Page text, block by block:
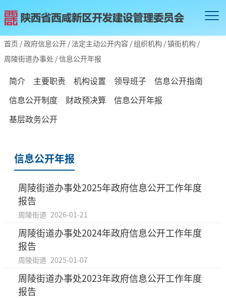
首页 /政府信息公开 / 法定主动公开内容 /组织机构 /镇街机构 /
周陵街道办事处 /信息公开年报
简介 主要职责 机构设置 领导班子
信息公开指南
信息公开制度
财政预决算
信息公开年报
基层政务公开
信息公开年报
周陵街道办事处2025年政府信息公开工作年度
报告
周陵街道 2026-01-21
周陵街道办事处2024年政府信息公开工作年度
报告
周陵街道 2025-01-07
周陵街道办事处2023年政府信息公开工作年度
报告